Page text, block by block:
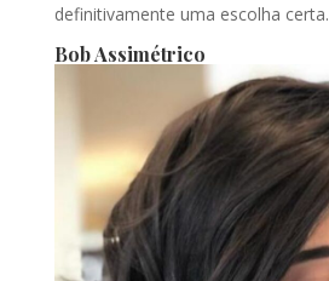
definitivamente uma escolha certa.
Bob Assimétrico